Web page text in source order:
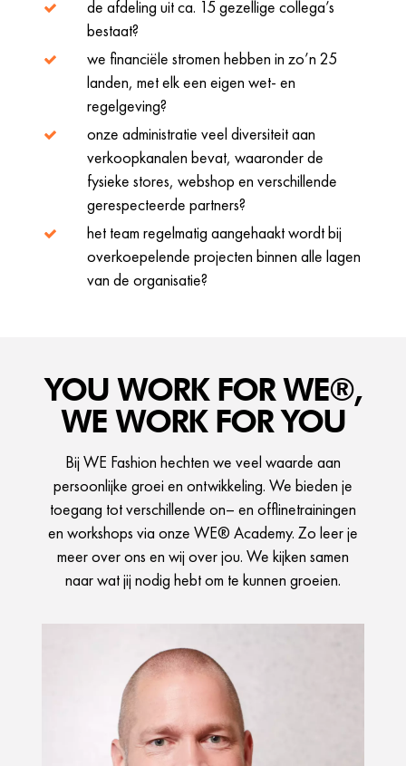
de afdeling uit ca. 15 gezellige collega’s
bestaat?
we financiële stromen hebben in zo’n 25
landen, met elk een eigen wet- en
regelgeving?
onze administratie veel diversiteit aan
verkoopkanalen bevat, waaronder de
fysieke stores, webshop en verschillende
gerespecteerde partners?
het team regelmatig aangehaakt wordt bij
overkoepelende projecten binnen alle lagen
van de organisatie?
YOU WORK FOR WE®,
WE WORK FOR YOU
Bij WE Fashion hechten we veel waarde aan
persoonlijke groei en ontwikkeling. We bieden je
toegang tot verschillende on– en offlinetrainingen
en workshops via onze WE® Academy. Zo leer je
meer over ons en wij over jou. We kijken samen
naar wat jij nodig hebt om te kunnen groeien.